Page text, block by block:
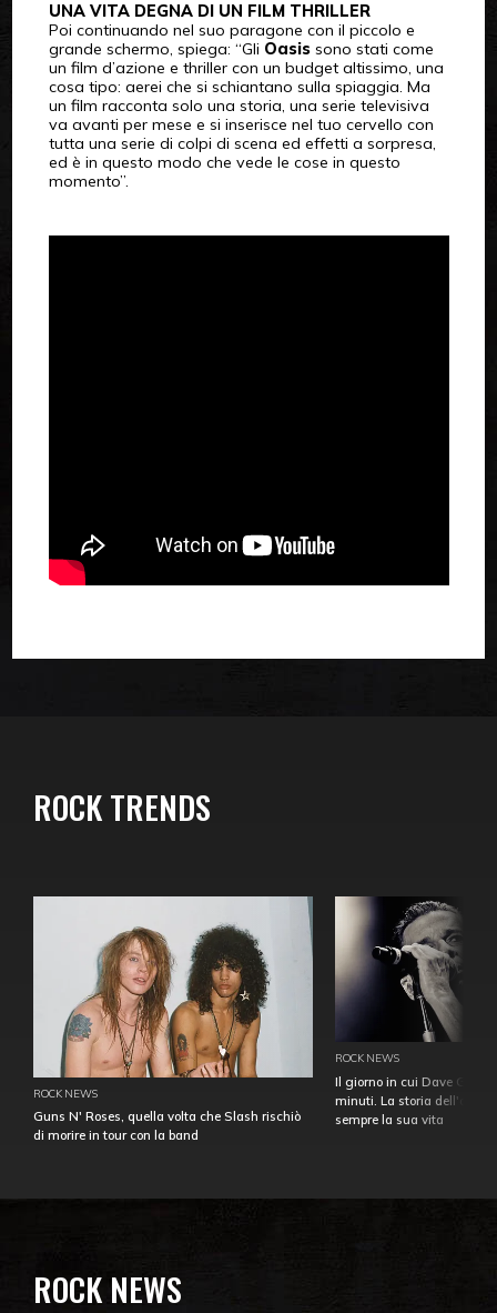
UNA VITA DEGNA DI UN FILM THRILLER
Poi continuando nel suo paragone con il piccolo e
grande schermo, spiega: “Gli Oasissono stati come
un film d’azione e thriller con un budget altissimo, una
cosa tipo: aerei che si schiantano sulla spiaggia. Ma
un film racconta solo una storia, una serie televisiva
va avanti per mese e si inserisce nel tuo cervello con
tutta una serie di colpi di scena ed effetti a sorpresa,
ed è in questo modo che vede le cose in questo
momento”.
ROCK TRENDS
ROCK NEWS
Guns N' Roses, quella volta che Slash rischiò
di morire in tour con la band
ROCK NEWS
Il giorno in cui Dave
minuti. La storia
sempre la sua vita
ROCK NEWS